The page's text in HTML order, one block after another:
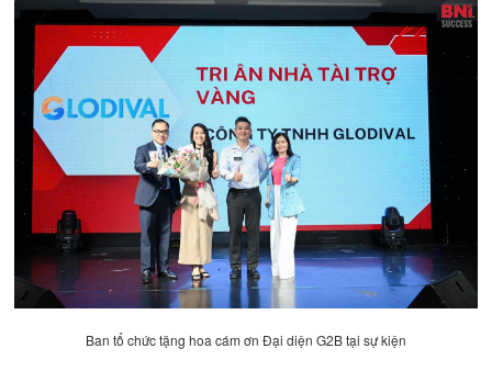
Ban tổ chức tặng hoa cám ơn Đại diện G2B tại sự kiện